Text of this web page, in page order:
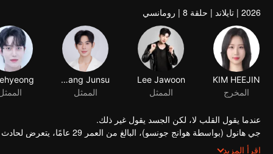
2026
| تايلاند | حلقة 8 | رومانسي
KIM HEEJIN
المخرج
Lee Jawoon
الممثل
Hwang Junsu
الممثل
عندما يقول القلب لا، لكن الجسد يقول غير ذلك.
جي هانول (بواسطة هوانج جونسو)، البالغ من العمر 29 عامًا، يتعرض لحادث مفاجئ.
عندما يستيقظ، يكتشف أن ذكريات العشر سنوات الماضية قد اختفت تمامًا.
اقرأ المزيد